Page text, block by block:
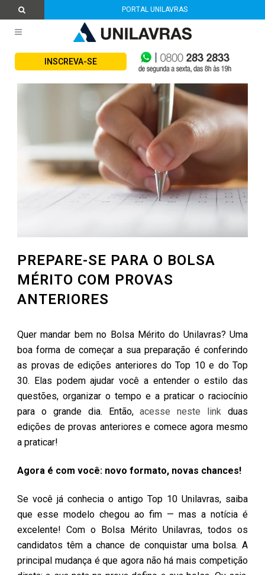
PORTAL UNILAVRAS
INSCREVA-SE
PREPARE-SE PARA O BOLSA
MÉRITO COM PROVAS
ANTERIORES
Quer mandar bem no Bolsa Mérito do Unilavras? Uma
boa forma de começar a sua preparação é conferindo
as provas de edições anteriores do Top 10 e do Top
30. Elas podem ajudar você a entender o estilo das
questões, organizar o tempo e a praticar o raciocínio
para o grande dia. Então,acesse neste link duas
edições de provas anteriores e comece agora mesmo
a praticar!
Agora é com você: novo formato, novas chances!
Se você já conhecia o antigo Top 10 Unilavras, saiba
que esse modelo chegou ao fim — mas a notícia é
excelente! Com o Bolsa Mérito Unilavras, todos os
candidatos têm a chance de conquistar uma bolsa. A
principal mudança é que agora não há mais competição